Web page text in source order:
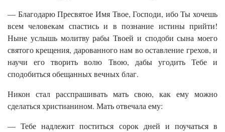
— Благодарю Пресвятое Имя Твое, Господи, ибо Ты хочешь
всем человекам спастись и в познание истины прийти!
Ныне услышь молитву рабы Твоей и сподоби сына моего
святого крещения, дарованного нам во оставление грехов, и
научи его творить волю Твою, дабы угодить Тебе и
сподобиться обещанных вечных благ.
Никон стал расспрашивать мать свою, как ему можно
сделаться христианином. Мать отвечала ему:
— Тебе надлежит поститься сорок дней и поучаться в